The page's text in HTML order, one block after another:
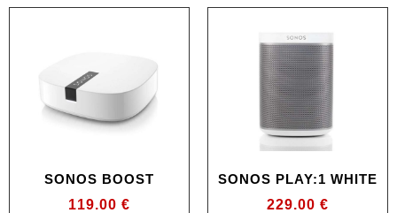
SONOS BOOST
119.00 €
SONOS PLAY:1 WHITE
229.00 €